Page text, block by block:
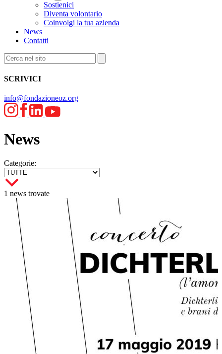
Sostienici
Diventa volontario
Coinvolgi la tua azienda
News
Contatti
SCRIVICI
info@fondazioneoz.org
News
Categorie:
1 news trovate